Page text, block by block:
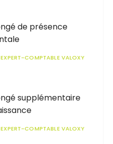
de présence
EXPERT-COMPTABLE VALOXY
supplémentaire
EXPERT-COMPTABLE VALOXY